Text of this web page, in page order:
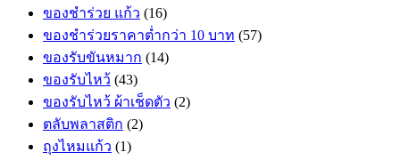
ของชำร่วย แก้ว (16)
ของชำร่วยราคาต่ำกว่า 10 บาท (57)
ของรับขันหมาก (14)
ของรับไหว้ (43)
ของรับไหว้ ผ้าเช็ดตัว (2)
ตลับพลาสติก (2)
ถุงไหมแก้ว (1)